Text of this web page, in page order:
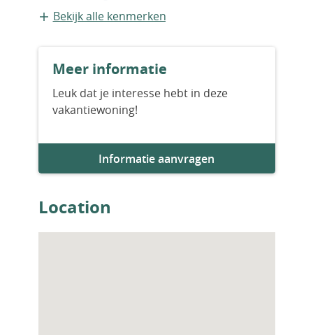
Vrijstaande recreatiewoning
Bestaande bouw
Aantal slaapkamers
Aantal badkamers
Bekijk alle kenmerken
Meer informatie
Leuk dat je interesse hebt in deze
vakantiewoning!
Informatie aanvragen
Location